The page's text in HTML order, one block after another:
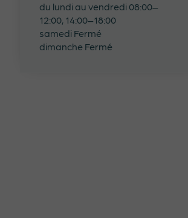
du lundi au vendredi 08:00–
12:00, 14:00–18:00
samedi Fermé
dimanche Fermé